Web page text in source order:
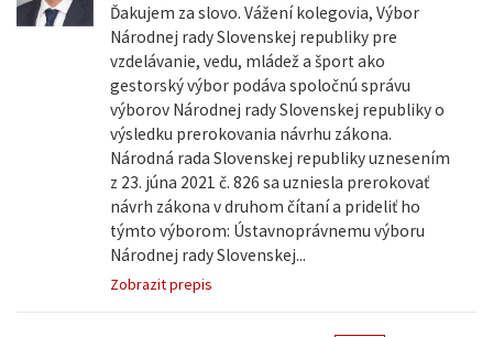
Ďakujem za slovo. Vážení kolegovia, Výbor
Národnej rady Slovenskej republiky pre
vzdelávanie, vedu, mládež a šport ako
gestorský výbor podáva spoločnú správu
výborov Národnej rady Slovenskej republiky o
výsledku prerokovania návrhu zákona.
Národná rada Slovenskej republiky uznesením
z 23. júna 2021 č. 826 sa uzniesla prerokovať
návrh zákona v druhom čítaní a prideliť ho
týmto výborom: Ústavnoprávnemu výboru
Národnej rady Slovenskej...
Zobrazit prepis